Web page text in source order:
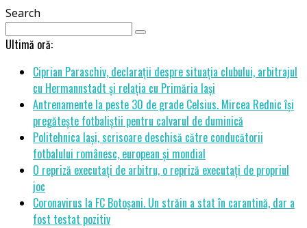
Search
Ultimă oră:
Ciprian Paraschiv, declarații despre situația clubului, arbitrajul
cu Hermannstadt și relația cu Primăria Iași
Antrenamente la peste 30 de grade Celsius. Mircea Rednic își
pregătește fotbaliștii pentru calvarul de duminică
Politehnica Iași, scrisoare deschisă către conducătorii
fotbalului românesc, european și mondial
O repriză executați de arbitru, o repriză executați de propriul
joc
Coronavirus la FC Botoșani. Un străin a stat în carantină, dar a
fost testat pozitiv